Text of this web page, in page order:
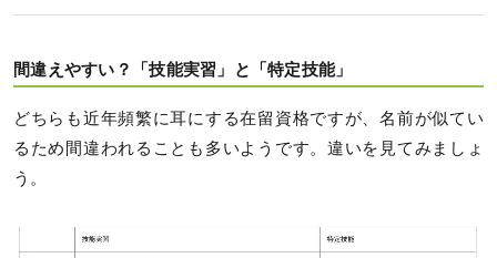
間違えやすい？「技能実習」と「特定技能」
どちらも近年頻繁に耳にする在留資格ですが、名前が似てい
るため間違われることも多いようです。違いを見てみましょ
う。